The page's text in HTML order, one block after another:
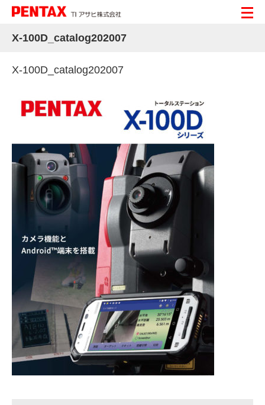
X-100D_catalog202007
X-100D_catalog202007